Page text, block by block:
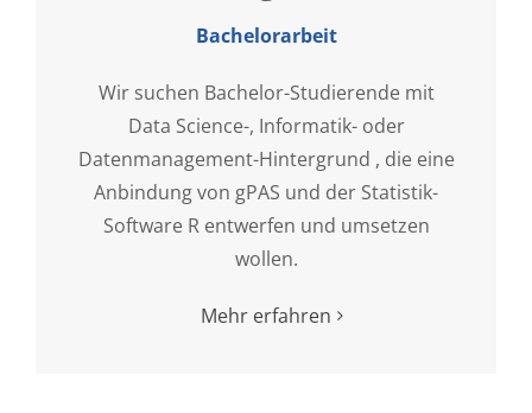
Bachelorarbeit
Wir suchen Bachelor-Studierende mit
Data Science-, Informatik- oder
Datenmanagement-Hintergrund , die eine
Anbindung von gPAS und der Statistik-
Software R entwerfen und umsetzen
wollen.
Mehr erfahren